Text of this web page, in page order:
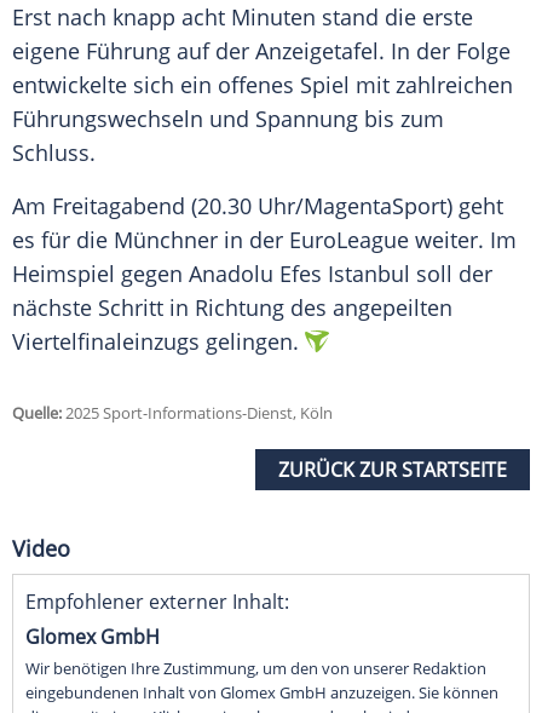
Erst nach knapp acht Minuten stand die erste
eigene Führung auf der Anzeigetafel. In der Folge
entwickelte sich ein offenes Spiel mit zahlreichen
Führungswechseln und Spannung bis zum
Schluss.
Am Freitagabend (20.30 Uhr/MagentaSport) geht
es für die Münchner in der EuroLeague weiter. Im
Heimspiel gegen Anadolu Efes Istanbul soll der
nächste Schritt in Richtung des angepeilten
Viertelfinaleinzugs gelingen.
Quelle:2025 Sport-Informations-Dienst, Köln
ZURÜCK ZUR STARTSEITE
Video
Empfohlener externer Inhalt:
Glomex GmbH
Wir benötigen Ihre Zustimmung, um den von unserer Redaktion
eingebundenen Inhalt von Glomex GmbH anzuzeigen. Sie können